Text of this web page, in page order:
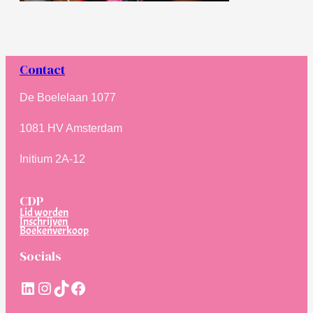
Contact
De Boelelaan 1077
1081 HV Amsterdam
Initium 2A-12
CDP
Lid worden
Inschrijven
Boekenverkoop
Socials
LinkedIn
Instagram
TikTokFacebook